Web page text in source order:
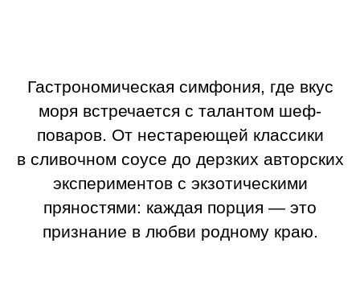
Гастрономическая симфония, где вкус
моря встречается с талантом шеф-
поваров. От нестареющей классики
в сливочном соусе до дерзких авторских
экспериментов с экзотическими
пряностями: каждая порция — это
признание в любви родному краю.